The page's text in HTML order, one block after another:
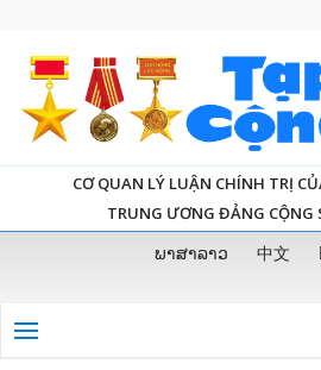
CƠ QUAN LÝ LUẬN CHÍNH TRỊ
TRUNG ƯƠNG ĐẢNG CỘNG
ພາສາລາວ 中文